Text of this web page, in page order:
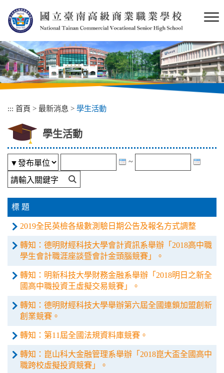
內
容
區
塊
::: 首頁 > 最新消息 > 學生活動
學生活動
~
標 題
2019全民英檢各級數測驗日期公告及報名方式調整
轉知：德明財經科技大學會計資訊系舉辦「2018高中職
學生會計職涯座談暨會計金頭腦競賽」。
轉知：明新科技大學財務金融系舉辦「2018明日之新全
國高中職投資王虛擬交易競賽」。
轉知：德明財經科技大學舉辦第六屆全國連鎖加盟創新
創業競賽。
轉知：第11屆全國法規資料庫競賽。
轉知：崑山科大金融管理系舉辦「2018崑大盃全國高中
職跨校虛擬投資競賽」。